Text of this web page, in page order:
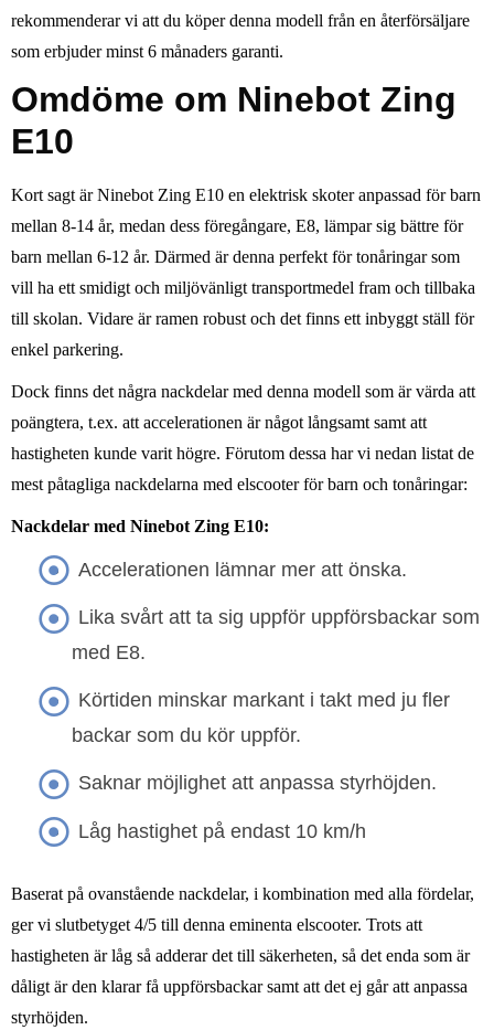
rekommenderar vi att du köper denna modell från en återförsäljare
som erbjuder minst 6 månaders garanti.
Omdöme om Ninebot Zing
E10
Kort sagt är Ninebot Zing E10 en elektrisk skoter anpassad för barn
mellan 8-14 år, medan dess föregångare, E8, lämpar sig bättre för
barn mellan 6-12 år. Därmed är denna perfekt för tonåringar som
vill ha ett smidigt och miljövänligt transportmedel fram och tillbaka
till skolan. Vidare är ramen robust och det finns ett inbyggt ställ för
enkel parkering.
Dock finns det några nackdelar med denna modell som är värda att
poängtera, t.ex. att accelerationen är något långsamt samt att
hastigheten kunde varit högre. Förutom dessa har vi nedan listat de
mest påtagliga nackdelarna med elscooter för barn och tonåringar:
Nackdelar med Ninebot Zing E10:
Accelerationen lämnar mer att önska.
Lika svårt att ta sig uppför uppförsbackar som
med E8.
Körtiden minskar markant i takt med ju fler
backar som du kör uppför.
Saknar möjlighet att anpassa styrhöjden.
Låg hastighet på endast 10 km/h
Baserat på ovanstående nackdelar, i kombination med alla fördelar,
ger vi slutbetyget 4/5 till denna eminenta elscooter. Trots att
hastigheten är låg så adderar det till säkerheten, så det enda som är
dåligt är den klarar få uppförsbackar samt att det ej går att anpassa
styrhöjden.